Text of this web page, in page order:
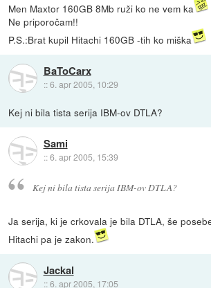
Men Maxtor 160GB 8Mb ruži ko ne vem ka
Ne priporočam!!
P.S.:Brat kupil Hitachi 160GB -tih ko miška
BaToCarx
::6. apr 2005, 10:29
Kej ni bila tista serija IBM-ov DTLA?
Sami
::6. apr 2005, 15:39
Kej ni bila tista serija IBM-ov DTLA?
Ja serija, ki je crkovala je bila DTLA, še
Hitachi pa je zakon.
Jackal
::6. apr 2005, 17:05